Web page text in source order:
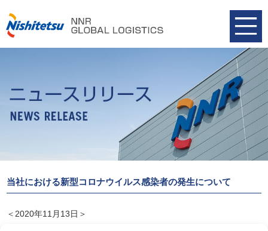
当社における新型コロナウイルス感染者の発生について
＜2020年11月13日＞